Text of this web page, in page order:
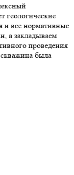
геологические
и все нормативные
а закладываем
проведения
была